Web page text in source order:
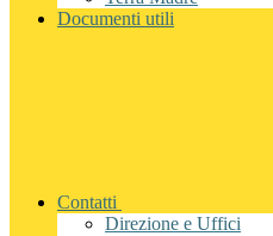
Documenti utili
Contatti
Direzione e Uffici